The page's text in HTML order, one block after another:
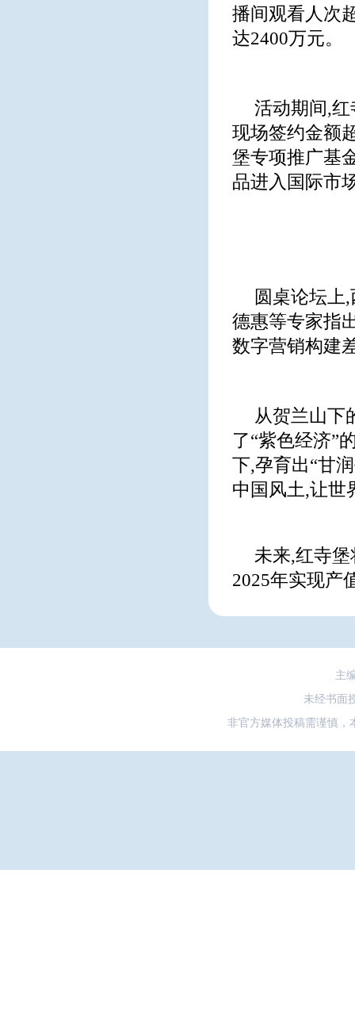
播间观看人次
达2400万元。
活动期间,
现场签约金额
堡专项推广基
品进入国际市
圆桌论坛上
德惠等专家指
数字营销构建
从贺兰山下
了“紫色经济”
下,孕育出“甘
中国风土,让世
未来,红寺
2025年实现产
主
未经书面
非官方媒体投稿需谨慎，